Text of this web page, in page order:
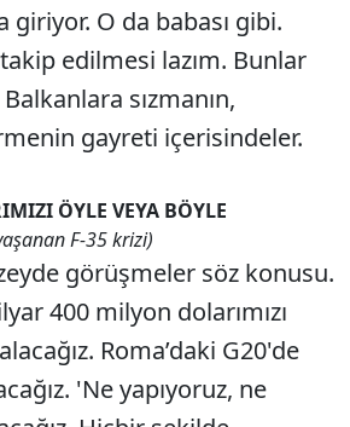
giriyor. O da babası gibi.
edilmesi lazım. Bunlar
sızmanın,
gayreti içerisindeler.
ÖYLE VEYA BÖYLE
F-35 krizi)
görüşmeler söz konusu.
400 milyon dolarımızı
Roma’daki G20'de
'Ne yapıyoruz, ne